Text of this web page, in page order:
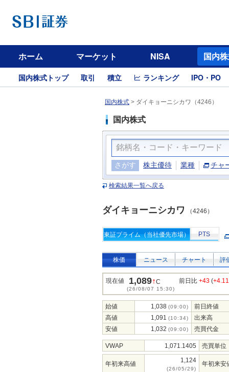
ホーム マーケット NISA 国内
国内株式トップ 取引 積立 ランキング IPO・PO
国内株式 > ダイキョーニシカワ（4246）
国内株式
さがす 株主優待 業種 チャ
検索結果一覧へ戻る
ダイキョーニシカワ （4246）
東証プライム（当社優先市場） PTS
株価 ニュース チャート 評
現在値 1,089↑C
(26/08/07 15:30)
前日比 +43 (
始値 1,038 (09:00)
前日終値
高値
1,091 (10:34)
出来高
安値
1,032 (09:00) 売買代金
VWAP 1,071.1405 売買単位
年初来高値 1,124
(26/05/29)
年初来安